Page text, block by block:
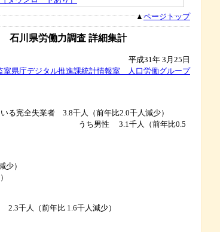
▲ページトップ
石川県労働力調査 詳細集計
平成31年 3月25日
県庁デジタル推進課統計情報室 人口労働グループ
完全失業者 3.8千人（前年比2.0千人減少）
人（前年比0.5
）
人（前年比 1.6千人減少）